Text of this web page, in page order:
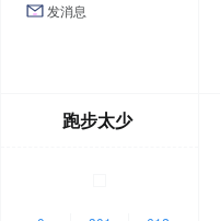
发消息
跑步太少